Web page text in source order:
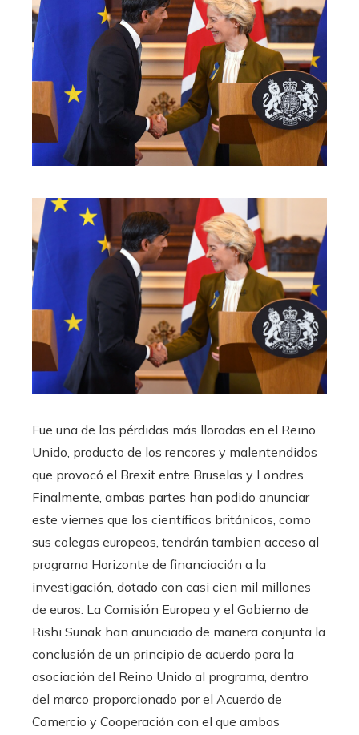
Fue una de las pérdidas más lloradas en el Reino
Unido, producto de los rencores y malentendidos
que provocó el Brexit entre Bruselas y Londres.
Finalmente, ambas partes han podido anunciar
este viernes que los científicos británicos, como
sus colegas europeos, tendrán tambien acceso al
programa Horizonte de financiación a la
investigación, dotado con casi cien mil millones
de euros. La Comisión Europea y el Gobierno de
Rishi Sunak han anunciado de manera conjunta la
conclusión de un principio de acuerdo para la
asociación del Reino Unido al programa, dentro
del marco proporcionado por el Acuerdo de
Comercio y Cooperación con el que ambos